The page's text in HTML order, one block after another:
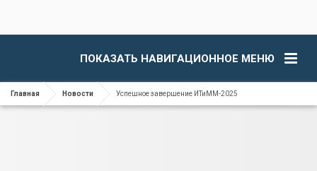
ПОКАЗАТЬ НАВИГАЦИОННОЕ МЕНЮ
Главная Новости Успешное завершение ИТиММ-2025